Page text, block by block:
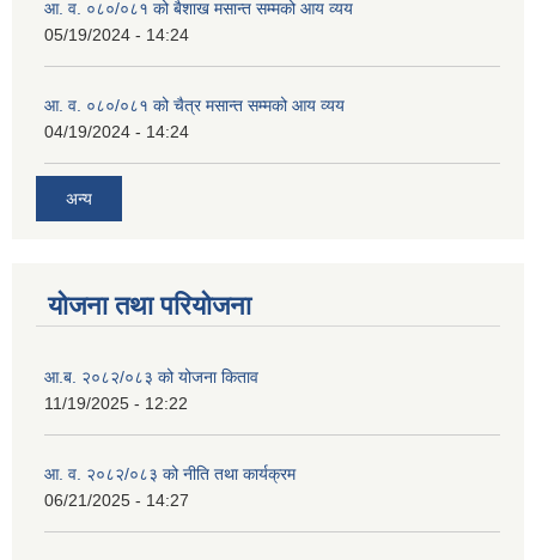
आ. व. ०८०/०८१ को बैशाख मसान्त सम्मको आय व्यय
05/19/2024 - 14:24
आ. व. ०८०/०८१ को चैत्र मसान्त सम्मको आय व्यय
04/19/2024 - 14:24
अन्य
योजना तथा परियोजना
आ.ब. २०८२/०८३ को योजना किताव
11/19/2025 - 12:22
आ. व. २०८२/०८३ को नीति तथा कार्यक्रम
06/21/2025 - 14:27